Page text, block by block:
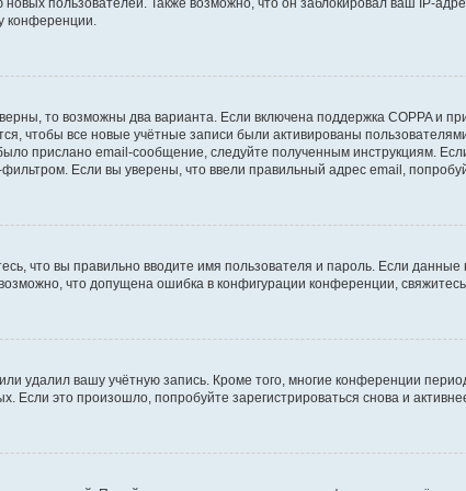
пользователей. Также возможно, что он заблокировал ваш IP-
конференции.
то возможны два варианта. Если включена поддержка COPPA и
чтобы все новые учётные записи были активированы
прислано email-сообщение, следуйте полученным инструкциям.
Если вы уверены, что ввели правильный адрес email,
что вы правильно вводите имя пользователя и пароль. Если
что допущена ошибка в конфигурации конференции,
удалил вашу учётную запись. Кроме того, многие конференции
это произошло, попробуйте зарегистрироваться снова и активнее